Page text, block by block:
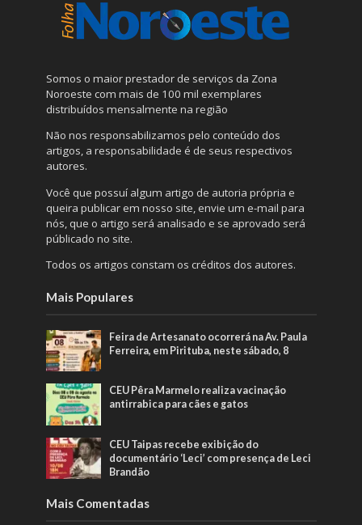
Somos o maior prestador de serviços da Zona
Noroeste com mais de 100 mil exemplares
distribuídos mensalmente na região
Não nos responsabilizamos pelo conteúdo dos
artigos, a responsabilidade é de seus respectivos
autores.
Você que possuí algum artigo de autoria própria e
queira publicar em nosso site, envie um e-mail para
nós, que o artigo será analisado e se aprovado será
públicado no site.
Todos os artigos constam os créditos dos autores.
Mais Populares
Feira de Artesanato ocorrerá na Av. Paula
Ferreira, em Pirituba, neste sábado, 8
CEU Pêra Marmelo realiza vacinação
antirrabica para cães e gatos
CEU Taipas recebe exibição do
documentário ‘Leci’ com presença de Leci
Brandão
Mais Comentadas